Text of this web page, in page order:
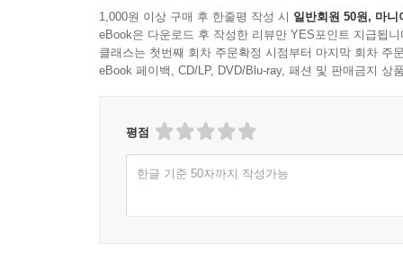
1,000원 이상 구매 후 한줄평 작성 시 일반회원 50원, 마니
eBook은 다운로드 후 작성한 리뷰만 YES포인트 지급됩니
클래스는 첫번째 회차 주문확정 시점부터 마지막 회차 주
eBook 페이백, CD/LP, DVD/Blu-ray, 패션 및 판매금지 상
평점
한글 기준 50자까지 작성가능